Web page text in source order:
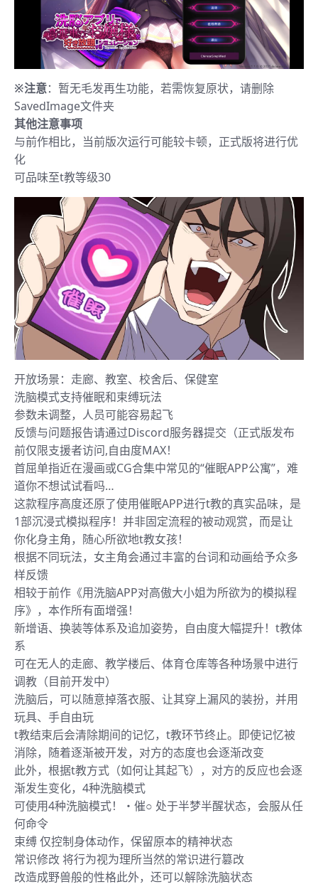
※注意：暂无毛发再生功能，若需恢复原状，请删除
SavedImage文件夹
其他注意事项
与前作相比，当前版次运行可能较卡顿，正式版将进行优
化
可品味至t教等级30
开放场景：走廊、教室、校舍后、保健室
洗脑模式支持催眠和束缚玩法
参数未调整，人员可能容易起飞
反馈与问题报告请通过Discord服务器提交（正式版发布
前仅限支援者访问,自由度MAX！
首屈单指近在漫画或CG合集中常见的“催眠APP公寓”，难
道你不想试试看吗…
这款程序高度还原了使用催眠APP进行t教的真实品味，是
1部沉浸式模拟程序！并非固定流程的被动观赏，而是让
你化身主角，随心所欲地t教女孩！
根据不同玩法，女主角会通过丰富的台词和动画给予众多
样反馈
相较于前作《用洗脑APP对高傲大小姐为所欲为的模拟程
序》，本作所有面增强！
新增语、换装等体系及追加姿势，自由度大幅提升！t教体
系
可在无人的走廊、教学楼后、体育仓库等各种场景中进行
调教（目前开发中）
洗脑后，可以随意掉落衣服、让其穿上漏风的装扮，并用
玩具、手自由玩
t教结束后会清除期间的记忆，t教环节终止。即使记忆被
消除，随着逐渐被开发，对方的态度也会逐渐改变
此外，根据t教方式（如何让其起飞），对方的反应也会逐
渐发生变化，4种洗脑模式
可使用4种洗脑模式！・催○ 处于半梦半醒状态，会服从任
何命令
束缚 仅控制身体动作，保留原本的精神状态
常识修改 将行为视为理所当然的常识进行篡改
改造成野兽般的性格此外，还可以解除洗脑状态